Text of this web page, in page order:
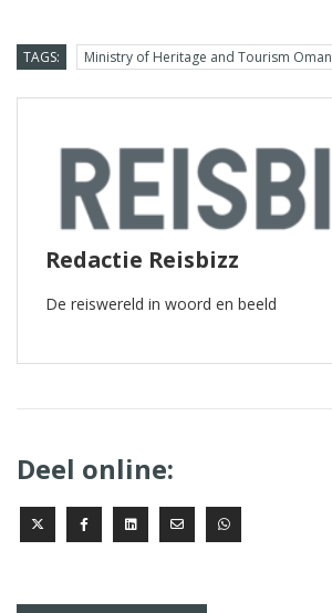
TAGS: Ministry of Heritage and Tourism Oman
Redactie Reisbizz
De reiswereld in woord en beeld
Deel online: